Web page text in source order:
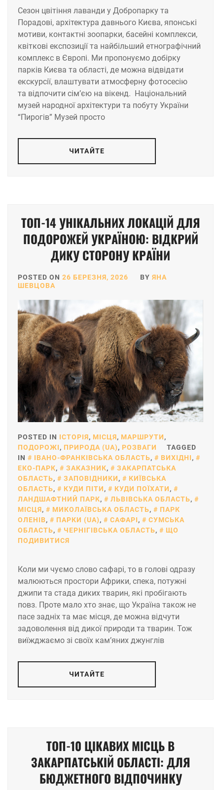
Сезон цвітіння лаванди у Добропарку та
Порадові, архітектура давнього Києва, японські
мотиви, контактні зоопарки, басейні комплекси,
квіткові експозиції та найбільший етнографічний
комплекс в Європі. Ми пропонуємо добірку
парків Києва та області, де можна відвідати
екскурсії, влаштувати атмосферну фотосесію
та відпочити сім’єю на вікенд. Національний
музей народної архітектури та побуту України
“Пирогів” Музей просто
ЧИТАЙТЕ
ТОП-14 УНІКАЛЬНИХ ЛОКАЦІЙ ДЛЯ
ПОДОРОЖЕЙ УКРАЇНОЮ: ВІДКРИЙ
ДИКУ СТОРОНУ КРАЇНИ
POSTED ON 26 БЕРЕЗНЯ, 2026 BY ЯНА
ШЕВЦОВА
POSTED IN ІСТОРІЯ, МІСЦЯ, МАРШРУТИ,
ПОДОРОЖІ, ПРИРОДА (UA), РОЗВАГИ
TAGGED
IN
ІВАНО-ФРАНКІВСЬКА ОБЛАСТЬ, ВИХІДНІ,
ЕКО-ПАРК, ЗАКАЗНИК,
ЗАКАРПАТСЬКА
ОБЛАСТЬ, ЗАПОВІДНИКИ,
КИЇВСЬКА
ОБЛАСТЬ, КУДИ ПІТИ, КУДИ ПОЇХАТИ,
ЛАНДШАФТНИЙ ПАРК, ЛЬВІВСЬКА ОБЛАСТЬ,
МІСЦЯ, МИКОЛАЇВСЬКА ОБЛАСТЬ,
ПАРК
ОЛЕНІВ, ПАРКИ (UA), САФАРІ,
СУМСЬКА
ОБЛАСТЬ, ЧЕРНІГІВСЬКА ОБЛАСТЬ,
ЩО
ПОДИВИТИСЯ
Коли ми чуємо слово сафарі, то в голові одразу
малюються простори Африки, спека, потужні
джипи та стада диких тварин, які пробігають
повз. Проте мало хто знає, що Україна також не
пасе задніх та має місця, де можна відчути
задоволення від дикої природи та тварин. Тож
виїжджаємо зі своїх кам’яних джунглів
ЧИТАЙТЕ
ТОП-10 ЦІКАВИХ МІСЦЬ В
ЗАКАРПАТСЬКІЙ ОБЛАСТІ: ДЛЯ
БЮДЖЕТНОГО ВІДПОЧИНКУ